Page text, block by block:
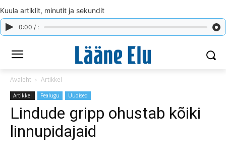
Kuula artiklit, minutit ja sekundit
0:00 / :
Avaleht Artikkel
Artikkel Pealugu Uudised
Lindude gripp ohustab kõiki
linnupidajaid